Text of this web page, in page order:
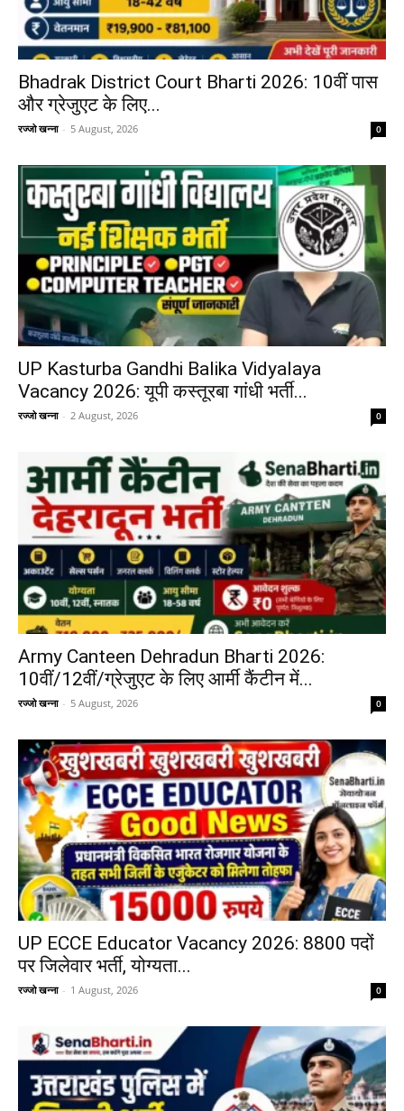
Bhadrak District Court Bharti 2026: 10वीं पास
और ग्रेजुएट के लिए...
रज्जो खन्ना - 5 August, 2026 0
UP Kasturba Gandhi Balika Vidyalaya
Vacancy 2026: यूपी कस्तूरबा गांधी भर्ती...
रज्जो खन्ना - 2 August, 2026 0
Army Canteen Dehradun Bharti 2026:
10वीं/12वीं/ग्रेजुएट के लिए आर्मी कैंटीन में...
रज्जो खन्ना - 5 August, 2026 0
UP ECCE Educator Vacancy 2026: 8800 पदों
पर जिलेवार भर्ती, योग्यता...
रज्जो खन्ना - 1 August, 2026 0